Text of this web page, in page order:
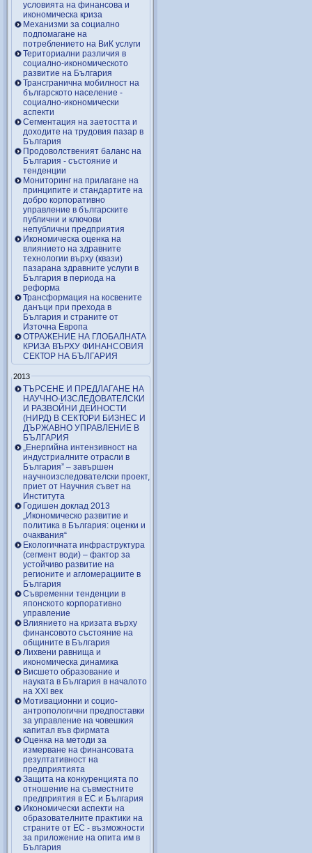
условията на финансова и
икономическа криза
Механизми за социално
подпомагане на
потреблението на ВиК услуги
Териториални различия в
социално-икономическото
развитие на България
Трансгранична мобилност на
българското население -
социално-икономически
аспекти
Сегментация на заетостта и
доходите на трудовия пазар в
България
Продоволственият баланс на
България - състояние и
тенденции
Мониторинг на прилагане на
принципите и стандартите на
добро корпоративно
управление в българските
публични и ключови
непублични предприятия
Икономическа оценка на
влиянието на здравните
технологии върху (квази)
пазарана здравните услуги в
България в периода на
реформа
Трансформация на косвените
данъци при прехода в
България и страните от
Източна Европа
ОТРАЖЕНИЕ НА ГЛОБАЛНАТА
КРИЗА ВЪРХУ ФИНАНСОВИЯ
СЕКТОР НА БЪЛГАРИЯ
2013
ТЪРСЕНЕ И ПРЕДЛАГАНЕ НА
НАУЧНО-ИЗСЛЕДОВАТЕЛСКИ
И РАЗВОЙНИ ДЕЙНОСТИ
(НИРД) В СЕКТОРИ БИЗНЕС И
ДЪРЖАВНО УПРАВЛЕНИЕ В
БЪЛГАРИЯ
„Енергийна интензивност на
индустриалните отрасли в
България” – завършен
научноизследователски проект,
приет от Научния съвет на
Института
Годишен доклад 2013
„Икономическо развитие и
политика в България: оценки и
очаквания“
Екологичната инфраструктура
(сегмент води) – фактор за
устойчиво развитие на
регионите и агломерациите в
България
Съвременни тенденции в
японското корпоративно
управление
Влиянието на кризата върху
финансовото състояние на
общините в България
Лихвени равнища и
икономическа динамика
Висшето образование и
науката в България в началото
на ХХІ век
Мотивационни и социо-
антропологични предпоставки
за управление на човешкия
капитал във фирмата
Оценка на методи за
измерване на финансовата
резултативност на
предприятията
Защита на конкуренцията по
отношение на съвместните
предприятия в ЕС и България
Икономически аспекти на
образователните практики на
страните от ЕС - възможности
за приложение на опита им в
България